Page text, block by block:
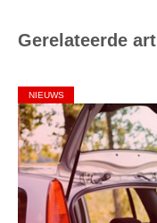
Gerelateerde
NIEUWS